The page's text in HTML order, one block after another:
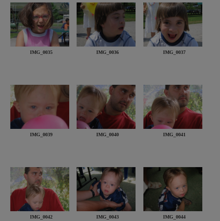
IMG_0035 IMG_0036 IMG_0037
IMG_0039 IMG_0040 IMG_0041
IMG_0042 IMG_0043 IMG_0044